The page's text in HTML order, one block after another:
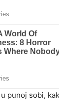
punoj sobi,